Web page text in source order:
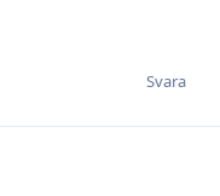
Svara